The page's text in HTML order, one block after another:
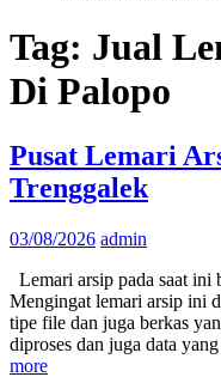
Tag: Jual
Di Palopo
Pusat Lemari
Trenggalek
03/08/2026 admin
Lemari arsip pada saat ini
Mengingat lemari arsip ini
tipe file dan juga berkas
diproses dan juga data
more